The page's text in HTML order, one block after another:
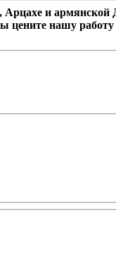
и
цените нашу